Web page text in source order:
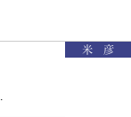
米 彦